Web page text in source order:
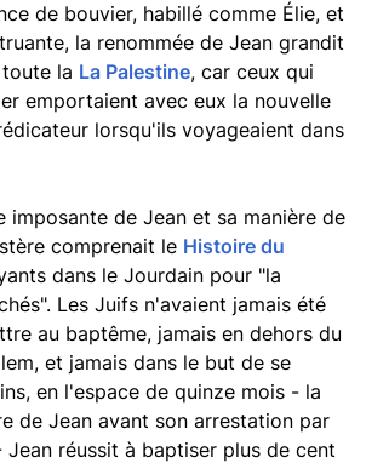
de bouvier, habillé comme Élie, et
la renommée de Jean grandit
la La Palestine, car ceux qui
emportaient avec eux la nouvelle
lorsqu'ils voyageaient dans
imposante de Jean et sa manière de
comprenait le Histoire du
dans le Jourdain pour "la
Les Juifs n'avaient jamais été
au baptême, jamais en dehors du
et jamais dans le but de se
en l'espace de quinze mois - la
de Jean avant son arrestation par
Jean réussit à baptiser plus de cent